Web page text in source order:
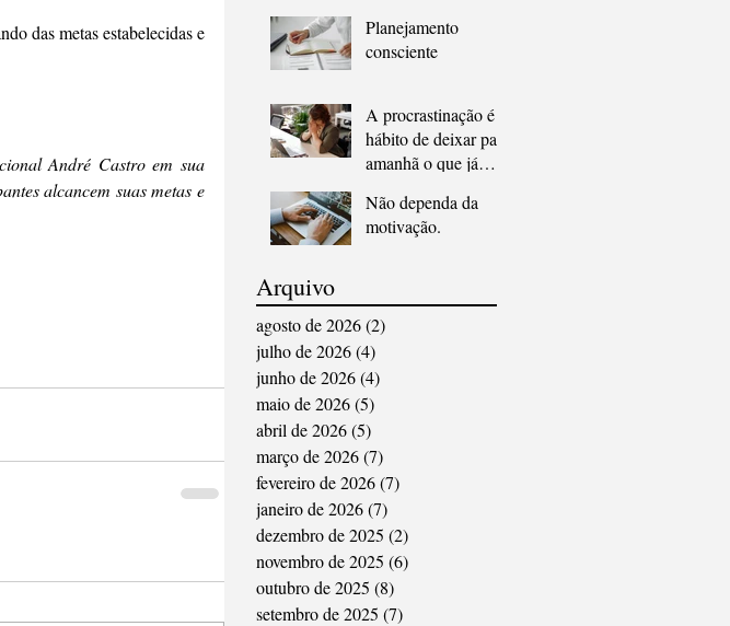
das metas estabelecidas e
André Castro em sua
alcancem suas metas e
Planejamento
consciente
A procrastinação é o
hábito de deixar para
amanhã o que já
ontem.
Não dependa da
motivação.
Arquivo
agosto de 2026(2)
julho de 2026(4)
junho de 2026(4)
maio de 2026(5)
abril de 2026(5)
março de 2026(7)
fevereiro de 2026(7)
janeiro de 2026(7)
dezembro de 2025 (2)
novembro de 2025 (6)
outubro de 2025 (8)
setembro de 2025 (7)